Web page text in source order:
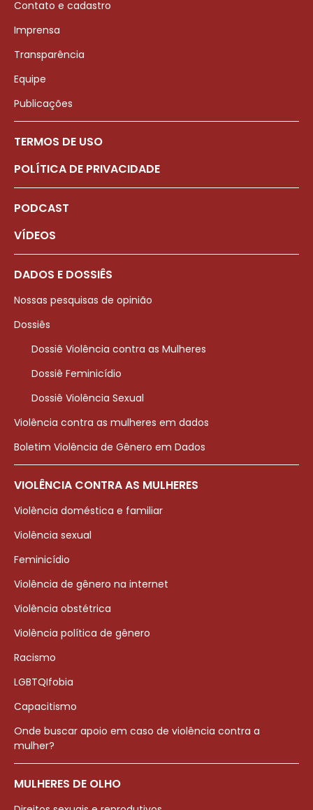
Contato e cadastro
Imprensa
Transparência
Equipe
Publicações
TERMOS DE USO
POLÍTICA DE PRIVACIDADE
PODCAST
VÍDEOS
DADOS E DOSSIÊS
Nossas pesquisas de opinião
Dossiês
Dossiê Violência contra as Mulheres
Dossiê Feminicídio
Dossiê Violência Sexual
Violência contra as mulheres em dados
Boletim Violência de Gênero em Dados
VIOLÊNCIA CONTRA AS MULHERES
Violência doméstica e familiar
Violência sexual
Feminicídio
Violência de gênero na internet
Violência obstétrica
Violência política de gênero
Racismo
LGBTQIfobia
Capacitismo
Onde buscar apoio em caso de violência contra a
mulher?
MULHERES DE OLHO